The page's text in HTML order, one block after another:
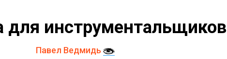
для инструментальщиков
Павел Ведмидь